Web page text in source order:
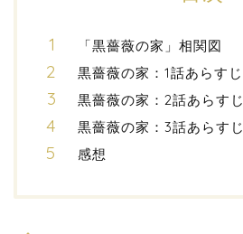
「黒薔薇の家」相関図
黒薔薇の家：1話あらすじ
黒薔薇の家：2話あらすじ
黒薔薇の家：3話あらすじ
感想